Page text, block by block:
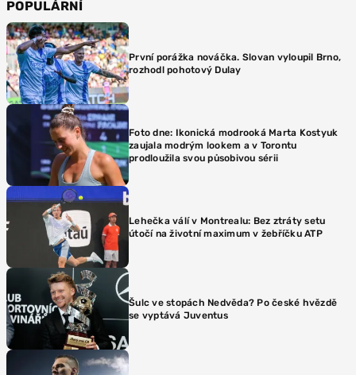
POPULÁRNÍ
První porážka nováčka. Slovan vyloupil Brno,
rozhodl pohotový Dulay
Foto dne: Ikonická modrooká Marta Kostyuk
zaujala modrým lookem a v Torontu
prodloužila svou působivou sérii
Lehečka válí v Montrealu: Bez ztráty setu
útočí na životní maximum v žebříčku ATP
Šulc ve stopách Nedvěda? Po české hvězdě
se vyptává Juventus